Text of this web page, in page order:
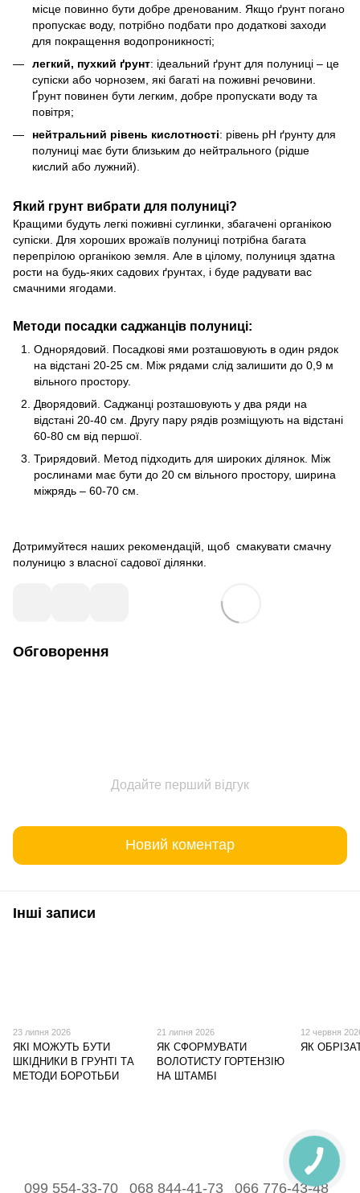
місце повинно бути добре дренованим. Якщо ґрунт погано
пропускає воду, потрібно подбати про додаткові заходи
для покращення водопроникності;
легкий, пухкий ґрунт: ідеальний ґрунт для полуниці – це
супіски або чорнозем, які багаті на поживні речовини.
Ґрунт повинен бути легким, добре пропускати воду та
повітря;
нейтральний рівень кислотності: рівень pH ґрунту для
полуниці має бути близьким до нейтрального (рідше
кислий або лужний).
Який грунт вибрати для полуниці?
Кращими будуть легкі поживні суглинки, збагачені органікою
супіски. Для хороших врожаїв полуниці потрібна багата
перепрілою органікою земля. Але в цілому, полуниця здатна
рости на будь-яких садових ґрунтах, і буде радувати вас
смачними ягодами.
Методи посадки саджанців полуниці:
Однорядовий. Посадкові ями розташовують в один рядок
на відстані 20-25 см. Між рядами слід залишити до 0,9 м
вільного простору.
Дворядовий. Саджанці розташовують у два ряди на
відстані 20-40 см. Другу пару рядів розміщують на відстані
60-80 см від першої.
Трирядовий. Метод підходить для широких ділянок. Між
рослинами має бути до 20 см вільного простору, ширина
міжрядь – 60-70 см.
Дотримуйтеся наших рекомендацій, щоб смакувати смачну
полуницю з власної садової ділянки.
Обговорення
Додайте перший відгук
Новий коментар
Інші записи
23 липня 2026
ЯКІ МОЖУТЬ БУТИ
ШКІДНИКИ В ГРУНТІ ТА
МЕТОДИ БОРОТЬБИ
21 липня 2026
ЯК СФОРМУВАТИ
ВОЛОТИСТУ ГОРТЕНЗІЮ
НА ШТАМБІ
12 червня
ЯК
099 554-33-70 068 844-41-73 066 776-43-48